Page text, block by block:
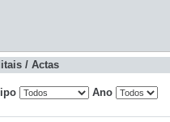
/ Actas
Ano